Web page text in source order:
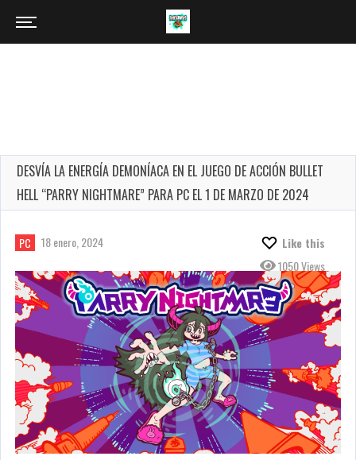
DESVÍA LA ENERGÍA DEMONÍACA EN EL JUEGO DE ACCIÓN BULLET
HELL “PARRY NIGHTMARE” PARA PC EL 1 DE MARZO DE 2024
PC 18 enero, 2024
Like this
1050 Views